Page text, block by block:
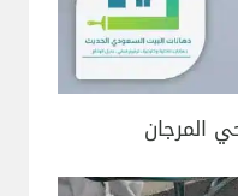
المرجان